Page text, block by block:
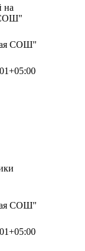
на
СОШ"
СОШ"
СОШ"